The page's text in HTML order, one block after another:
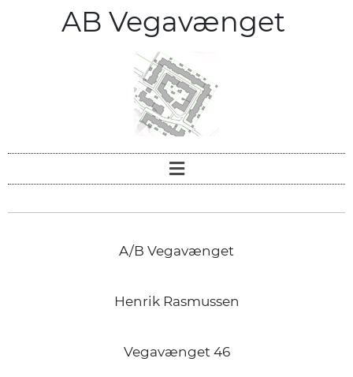
AB Vegavænget
A/B Vegavænget
Henrik Rasmussen
Vegavænget 46